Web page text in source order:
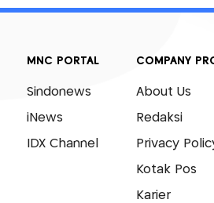
MNC PORTAL
Sindonews
iNews
IDX Channel
COMPANY
About Us
Redaksi
Privacy
Kotak Pos
Karier